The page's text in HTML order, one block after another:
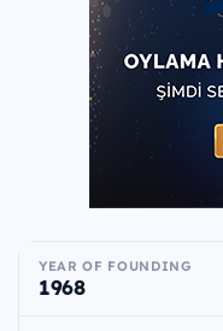
YEAR OF FOUNDING
1968